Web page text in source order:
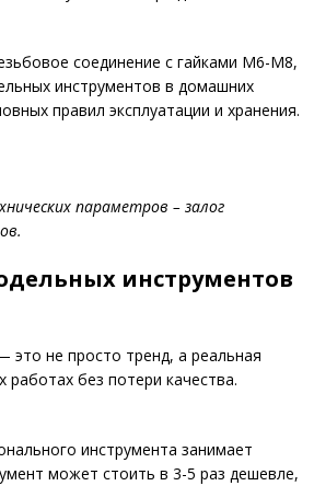
соединение с гайками М6-М8,
инструментов в домашних
правил эксплуатации и хранения.
параметров – залог
инструментов
это не просто тренд, а реальная
без потери качества.
инструмента занимает
может стоить в 3-5 раз дешевле,